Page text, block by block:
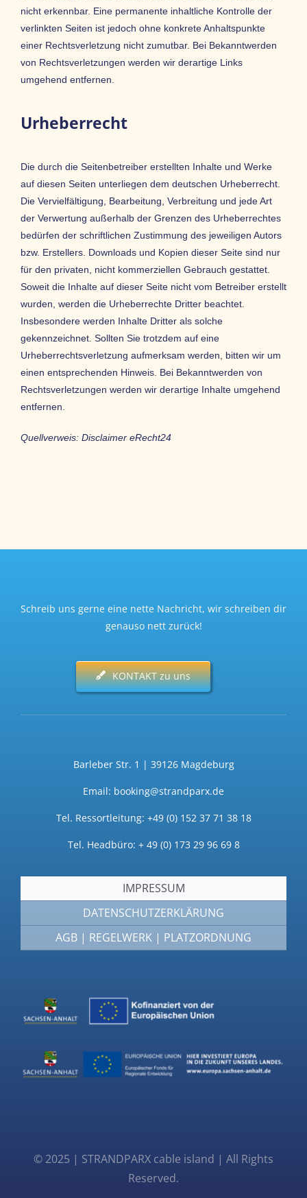
nicht erkennbar. Eine permanente inhaltliche Kontrolle der
verlinkten Seiten ist jedoch ohne konkrete Anhaltspunkte
einer Rechtsverletzung nicht zumutbar. Bei Bekanntwerden
von Rechtsverletzungen werden wir derartige Links
umgehend entfernen.
Urheberrecht
Die durch die Seitenbetreiber erstellten Inhalte und Werke
auf diesen Seiten unterliegen dem deutschen Urheberrecht.
Die Vervielfältigung, Bearbeitung, Verbreitung und jede Art
der Verwertung außerhalb der Grenzen des Urheberrechtes
bedürfen der schriftlichen Zustimmung des jeweiligen Autors
bzw. Erstellers. Downloads und Kopien dieser Seite sind nur
für den privaten, nicht kommerziellen Gebrauch gestattet.
Soweit die Inhalte auf dieser Seite nicht vom Betreiber erstellt
wurden, werden die Urheberrechte Dritter beachtet.
Insbesondere werden Inhalte Dritter als solche
gekennzeichnet. Sollten Sie trotzdem auf eine
Urheberrechtsverletzung aufmerksam werden, bitten wir um
einen entsprechenden Hinweis. Bei Bekanntwerden von
Rechtsverletzungen werden wir derartige Inhalte umgehend
entfernen.
Quellverweis: Disclaimer eRecht24
Schreib uns gerne eine nette Nachricht, wir schreiben dir
genauso nett zurück!
KONTAKT zu uns
Barleber Str. 1 | 39126 Magdeburg
Email: booking@strandparx.de
Tel. Ressortleitung: +49 (0) 152 37 71 38 18
Tel. Headbüro: + 49 (0) 173 29 96 69 8
IMPRESSUM
DATENSCHUTZERKLÄRUNG
AGB | REGELWERK | PLATZORDNUNG
© 2025 | STRANDPARX cable island | All Rights
Reserved.